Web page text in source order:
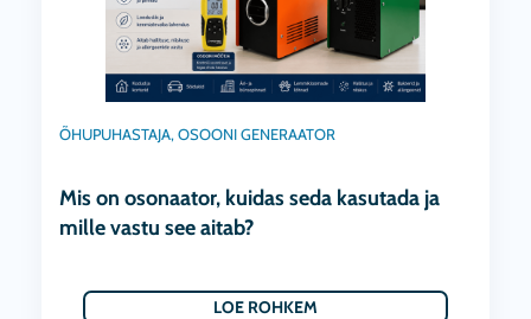
ÕHUPUHASTAJA, OSOONI GENERAATOR
Mis on osonaator, kuidas seda kasutada ja
mille vastu see aitab?
LOE ROHKEM